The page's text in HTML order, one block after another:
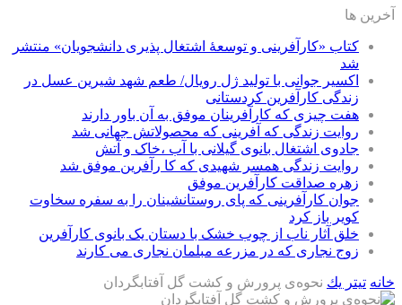
آخرین ها
کتاب «کارآفرینی و توسعۀ اشتغال پذیری دانشجویان» منتشر
شد
اکسیر جوانی با تولید ژل رویال/ طعم شهد شیرین عسل‌ در
زندگی کارآفرین کردستانی
هفت چیزی که کارآفرینان موفق به آن باور دارند
روایت زندگی که آفرینی که محصولاتش جهانی شد
جادوی اشتغال بانوی گیلانی با آب ،خاک و آتش
روایت زندگی همسر شهیدی که کا رآفرین موفق شد
زهره صداقت کارآفرین موفق
جوان کارآفرینی که پای روستانشینان را به سفره سخاوت
کویر باز کرد
خلق آثار ناب از چوب خشک با دستان یک بانوی کارآفرین
زوج نجاری که در مزرعه مبلمان نجاری می کارند
خانه تيتر يك نحوه‌ی پرورش و کشت گل آفتابگردان